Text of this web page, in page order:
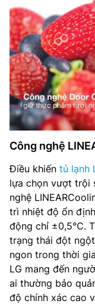
Công nghệ
Điều khiến tủ lạnh
lựa chọn vượt trội
nghệ
trì nhiệt độ ổn
động chỉ ±0,5℃.
trạng thái đột
ngon trong thời
LG mang đến
ai thường bảo
độ chính xác cao